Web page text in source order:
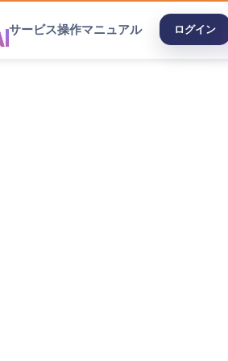
サービス操作マニュアル ログイン